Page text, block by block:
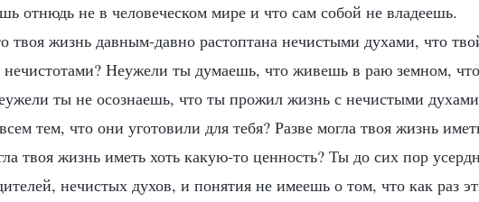
отнюдь не в человеческом мире и что сам собой не владеешь.
твоя жизнь давным-давно растоптана нечистыми духами, что
нечистотами? Неужели ты думаешь, что живешь в раю земном,
ты не осознаешь, что ты прожил жизнь с нечистыми
тем, что они уготовили для тебя? Разве могла твоя жизнь
твоя жизнь иметь хоть какую-то ценность? Ты до сих пор
нечистых духов, и понятия не имеешь о том, что как раз